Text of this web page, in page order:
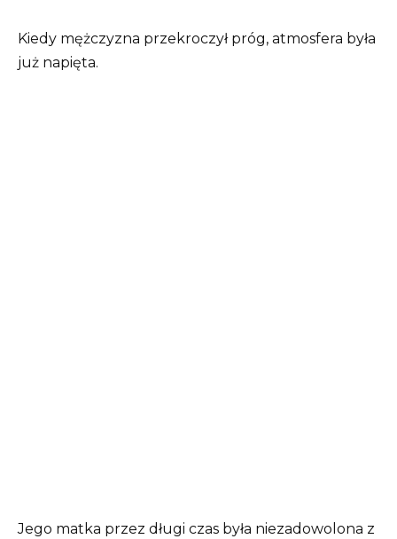
Kiedy mężczyzna przekroczył próg, atmosfera była
już napięta.
Jego matka przez długi czas była niezadowolona z